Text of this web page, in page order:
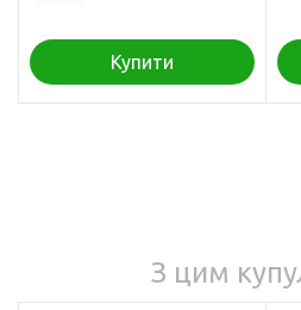
Купити
З цим